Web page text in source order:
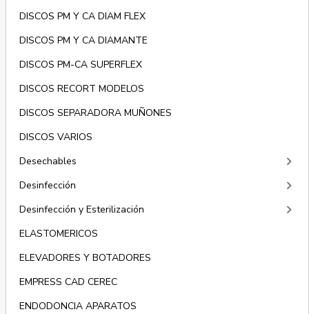
DISCOS PM Y CA DIAM FLEX
DISCOS PM Y CA DIAMANTE
DISCOS PM-CA SUPERFLEX
DISCOS RECORT MODELOS
DISCOS SEPARADORA MUÑONES
DISCOS VARIOS
Desechables
keyboard_arrow_right
Desinfección keyboard_arrow_right
Desinfección y Esterilización keyboard_arrow_right
ELASTOMERICOS
ELEVADORES Y BOTADORES
EMPRESS CAD CEREC
ENDODONCIA APARATOS